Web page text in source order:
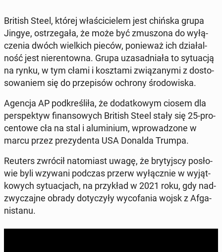
British Steel, której wła­ści­cie­lem jest chińska grupa
Jingye, ostrze­ga­ła, że może być zmu­szo­na do wy­łą­
cze­nia dwóch wiel­kich pieców, po­nie­waż ich dzia­łal­
ność jest nie­ren­tow­na. Grupa uza­sad­nia­ła to sy­tu­acją
na rynku, w tym cłami i kosz­ta­mi zwią­za­ny­mi z do­sto­
so­wa­niem się do prze­pi­sów ochrony śro­do­wi­ska.
Agencja AP pod­kre­śli­ła, że do­dat­ko­wym ciosem dla
per­spek­tyw fi­nan­so­wych British Steel stały się 25-pro­
cen­to­we cła na stal i alu­mi­nium, wpro­wa­dzo­ne w
marcu przez pre­zy­den­ta USA Donalda Trumpa.
Reuters zwrócił na­to­miast uwagę, że bry­tyj­scy po­sło­
wie byli wzywani podczas przerw wy­łącz­nie w wy­jąt­
ko­wych sy­tu­acjach, na przy­kład w 2021 roku, gdy nad­
zwy­czaj­ne obrady do­ty­czy­ły wy­co­fa­nia wojsk z Afga­
ni­sta­nu.